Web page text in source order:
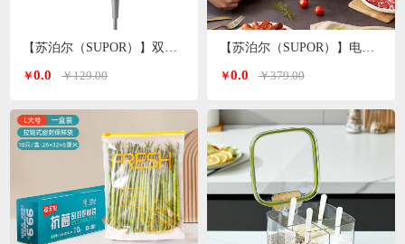
【苏泊尔（SUPOR）】双温双档电吹风白色 HDL-F3
￥0.0 ￥129.00
【苏泊尔（SUPOR）】电火锅6L H3724FKX71Y
￥0.0 ￥379.00